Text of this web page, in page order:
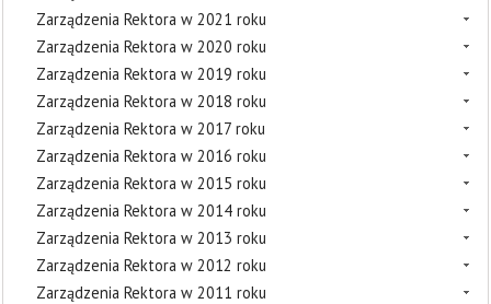
Zarządzenia Rektora w 2021 roku
Zarządzenia Rektora w 2020 roku
Zarządzenia Rektora w 2019 roku
Zarządzenia Rektora w 2018 roku
Zarządzenia Rektora w 2017 roku
Zarządzenia Rektora w 2016 roku
Zarządzenia Rektora w 2015 roku
Zarządzenia Rektora w 2014 roku
Zarządzenia Rektora w 2013 roku
Zarządzenia Rektora w 2012 roku
Zarządzenia Rektora w 2011 roku